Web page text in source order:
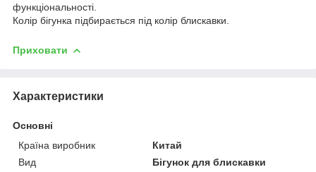
функціональності.
Колір бігунка підбирається під колір блискавки.
Приховати
Характеристики
Основні
Країна виробник
Китай
Вид
Бігунок для блискавки